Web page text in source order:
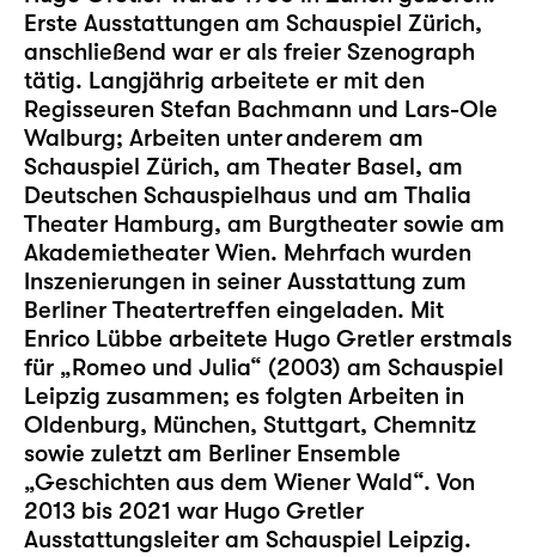
Erste Ausstattungen am Schauspiel Zürich,
anschließend war er als freier Szenograph
tätig. Langjährig arbeitete er mit den
Regisseuren Stefan Bachmann und Lars-Ole
Walburg; Arbeiten unter anderem am
Schauspiel Zürich, am Theater Basel, am
Deutschen Schauspielhaus und am Thalia
Theater Hamburg, am Burgtheater sowie am
Akademietheater Wien. Mehrfach wurden
Inszenierungen in seiner Ausstattung zum
Berliner Theatertreffen eingeladen. Mit
Enrico Lübbe arbeitete Hugo Gretler erstmals
für „Romeo und Julia“ (2003) am Schauspiel
Leipzig zusammen; es folgten Arbeiten in
Oldenburg, München, Stuttgart, Chemnitz
sowie zuletzt am Berliner Ensemble
„Geschichten aus dem Wiener Wald“. Von
2013 bis 2021 war Hugo Gretler
Ausstattungsleiter am Schauspiel Leipzig.